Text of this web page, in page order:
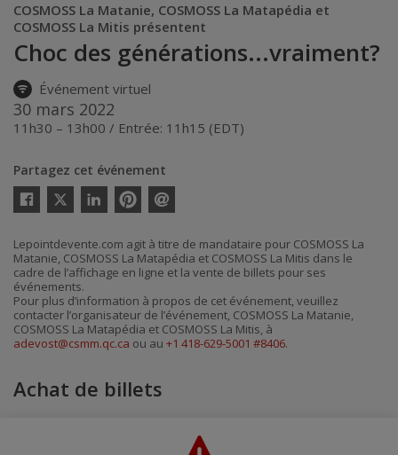
COSMOSS La Matanie, COSMOSS La Matapédia et
COSMOSS La Mitis présentent
Choc des générations...vraiment?
Événement virtuel
30 mars 2022
11h30 – 13h00 / Entrée: 11h15 (EDT)
Partagez cet événement
Twitter
courriel
Lepointdevente.com agit à titre de mandataire pour COSMOSS La
Matanie, COSMOSS La Matapédia et COSMOSS La Mitis dans le
cadre de l’affichage en ligne et la vente de billets pour ses
événements.
Pour plus d’information à propos de cet événement, veuillez
contacter l’organisateur de l’événement, COSMOSS La Matanie,
COSMOSS La Matapédia et COSMOSS La Mitis, à
adevost@csmm.qc.ca ou au +1 418-629-5001 #8406.
Achat de billets